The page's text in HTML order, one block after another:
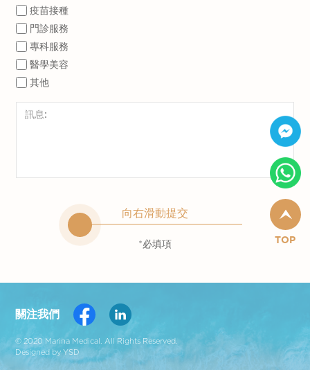
疫苗接種
門診服務
專科服務
醫學美容
其他
向右滑動提交
*必填項
關注我們
© 2020 Marina Medical. All Rights Reserved.
Designed by YSD
TOP